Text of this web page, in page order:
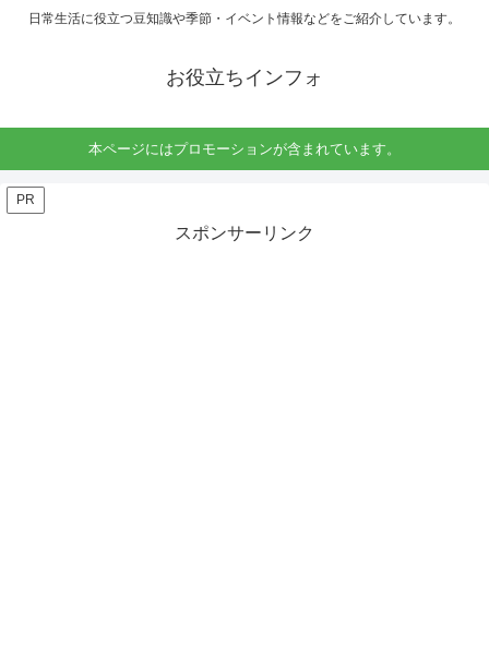
日常生活に役立つ豆知識や季節・イベント情報などをご紹介しています。
お役立ちインフォ
本ページにはプロモーションが含まれています。
PR
スポンサーリンク